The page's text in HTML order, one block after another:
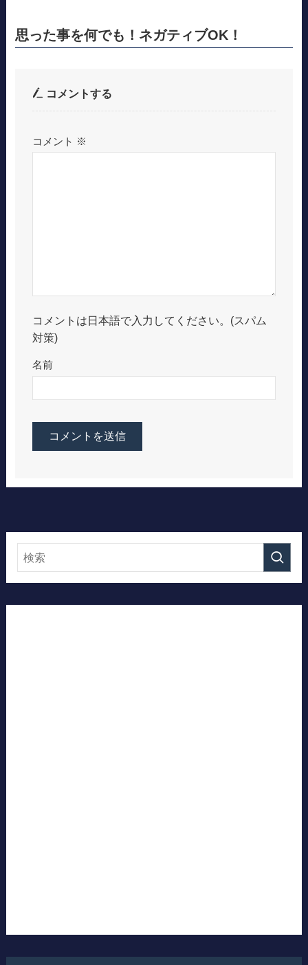
思った事を何でも！ネガティブOK！
コメントする
コメント ※
コメントは日本語で入力してください。(スパム
対策)
名前